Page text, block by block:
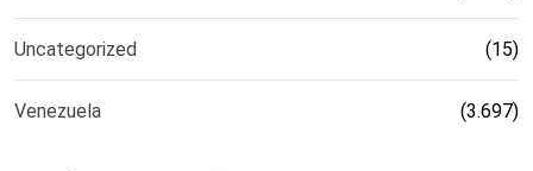
Uncategorized (15)
Venezuela (3.697)